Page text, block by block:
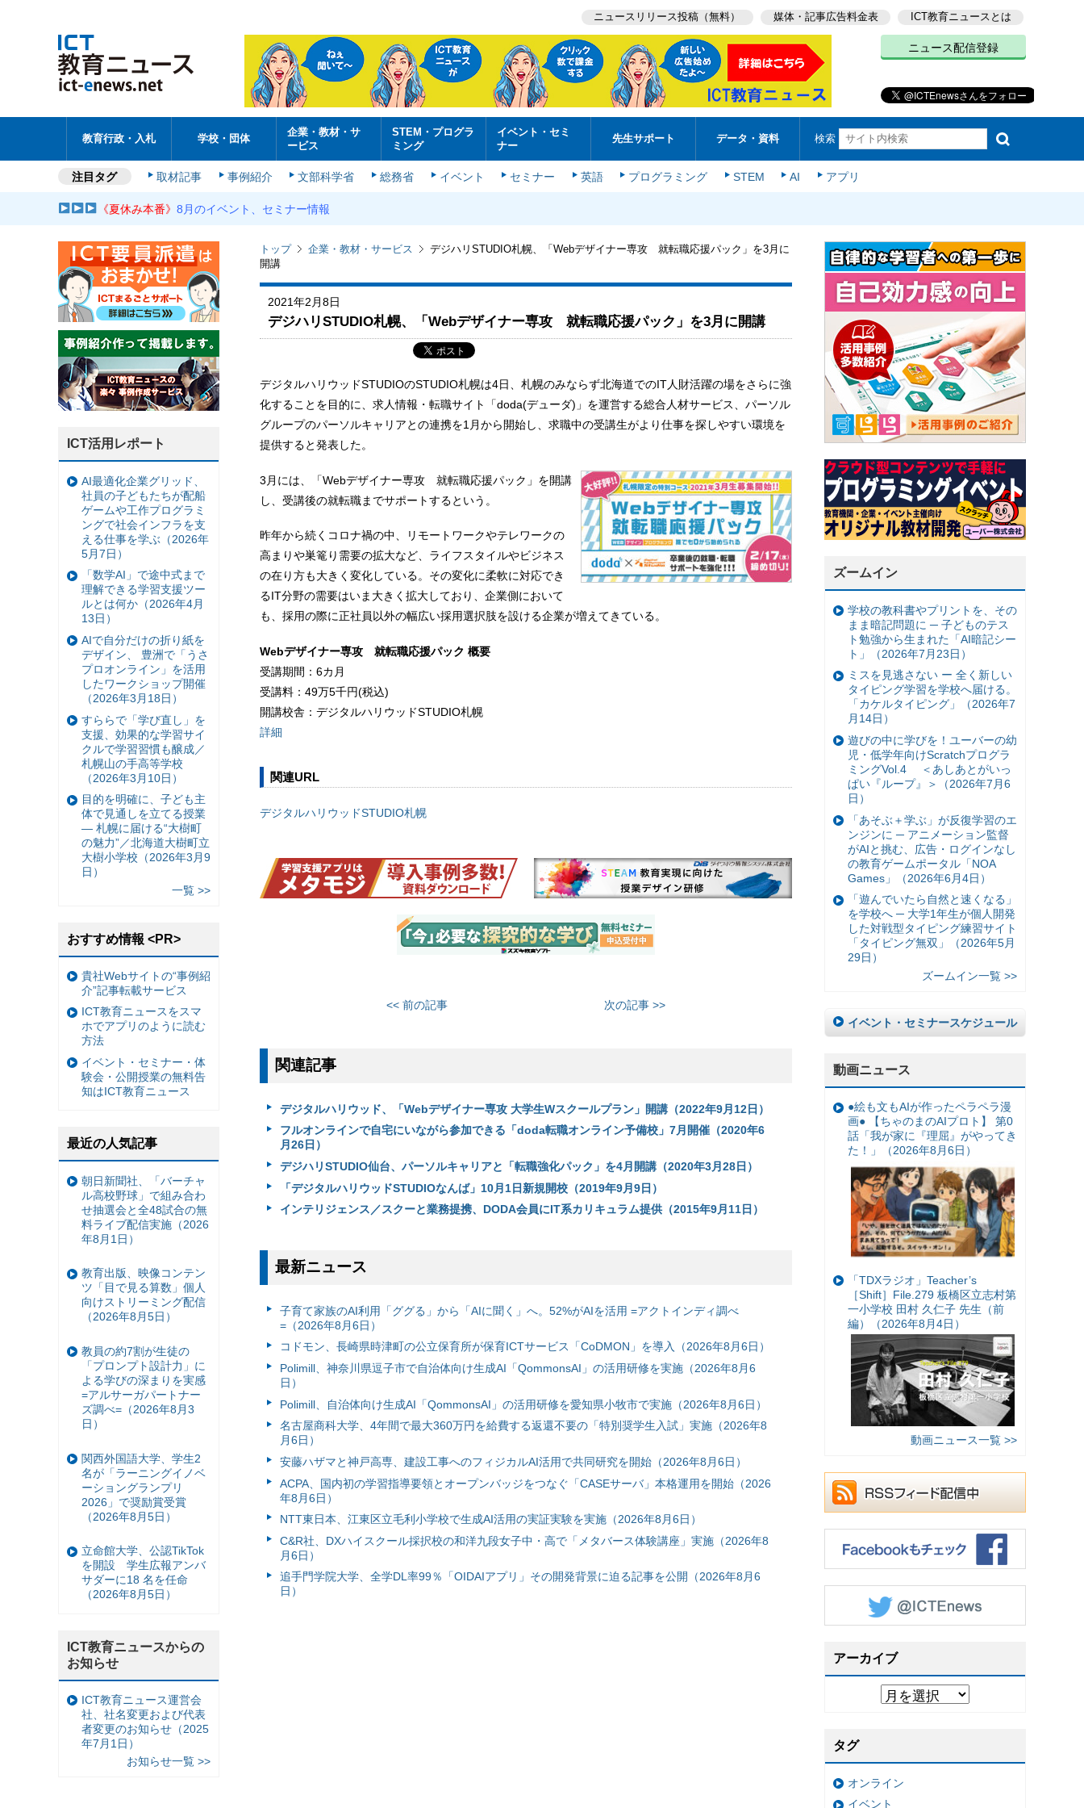
ニュースリリース投稿（無料） 媒体・記事広告料金表 ICT教育ニュースとは
ニュース配信登録
教育行政・入札 学校・団体
企業・教材・サ
ービス
STEM・プログラ
ミング
イベント・セミ
ナー
先生サポート データ・資料 検索
注目タグ 取材記事 事例紹介 文部科学省 総務省 イベント セミナー 英語 プログラミング STEM AI アプリ
《夏休み本番》8月のイベント、セミナー情報
トップ 企業・教材・サービス
デジハリSTUDIO札幌、「Webデザイナー専攻 就転職応援パック」を3月に
開講
2021年2月8日
デジハリSTUDIO札幌、「Webデザイナー専攻 就転職応援パック」を3月に開講
デジタルハリウッドSTUDIOのSTUDIO札幌は4日、札幌のみならず北海道でのIT人財活躍の場をさらに強
化することを目的に、求人情報・転職サイト「doda(デューダ)」を運営する総合人材サービス、パーソル
グループのパーソルキャリアとの連携を1月から開始し、求職中の受講生がより仕事を探しやすい環境を
提供すると発表した。
3月には、「Webデザイナー専攻 就転職応援パック」を開講
し、受講後の就転職までサポートするという。
昨年から続くコロナ禍の中、リモートワークやテレワークの
高まりや巣篭り需要の拡大など、ライフスタイルやビジネス
の在り方も大きく変化している。その変化に柔軟に対応でき
るIT分野の需要はいま大きく拡大しており、企業側において
も、採用の際に正社員以外の幅広い採用選択肢を設ける企業が増えてきている。
Webデザイナー専攻 就転職応援パック 概要
受講期間：6カ月
受講料：49万5千円(税込)
開講校舎：デジタルハリウッドSTUDIO札幌
詳細
関連URL
デジタルハリウッドSTUDIO札幌
<< 前の記事 次の記事 >>
関連記事
デジタルハリウッド、「Webデザイナー専攻 大学生Wスクールプラン」開講（2022年9月12日）
フルオンラインで自宅にいながら参加できる「doda転職オンライン予備校」7月開催（2020年6
月26日）
デジハリSTUDIO仙台、パーソルキャリアと「転職強化パック」を4月開講（2020年3月28日）
「デジタルハリウッドSTUDIOなんば」10月1日新規開校（2019年9月9日）
インテリジェンス／スクーと業務提携、DODA会員にIT系カリキュラム提供（2015年9月11日）
最新ニュース
子育て家族のAI利用「ググる」から「AIに聞く」へ。52%がAIを活用 =アクトインディ調べ
=（2026年8月6日）
コドモン、長崎県時津町の公立保育所が保育ICTサービス「CoDMON」を導入（2026年8月6日）
Polimill、神奈川県逗子市で自治体向け生成AI「QommonsAI」の活用研修を実施（2026年8月6
日）
Polimill、自治体向け生成AI「QommonsAI」の活用研修を愛知県小牧市で実施（2026年8月6日）
名古屋商科大学、4年間で最大360万円を給費する返還不要の「特別奨学生入試」実施（2026年8
月6日）
安藤ハザマと神戸高専、建設工事へのフィジカルAI活用で共同研究を開始（2026年8月6日）
ACPA、国内初の学習指導要領とオープンバッジをつなぐ「CASEサーバ」本格運用を開始（2026
年8月6日）
NTT東日本、江東区立毛利小学校で生成AI活用の実証実験を実施（2026年8月6日）
C&R社、DXハイスクール採択校の和洋九段女子中・高で「メタバース体験講座」実施（2026年8
月6日）
追手門学院大学、全学DL率99％「OIDAIアプリ」その開発背景に迫る記事を公開（2026年8月6
日）
ズームイン
学校の教科書やプリントを、その
まま暗記問題に ─ 子どものテス
ト勉強から生まれた「AI暗記シー
ト」（2026年7月23日）
ミスを見逃さない ー 全く新しい
タイピング学習を学校へ届ける。
「カケルタイピング」（2026年7
月14日）
遊びの中に学びを！ユーバーの幼
児・低学年向けScratchプログラ
ミングVol.4 ＜あしあとがいっ
ぱい『ループ』＞（2026年7月6
日）
「あそぶ＋学ぶ」が反復学習のエ
ンジンに ─ アニメーション監督
がAIと挑む、広告・ログインなし
の教育ゲームポータル「NOA
Games」（2026年6月4日）
「遊んでいたら自然と速くなる」
を学校へ ─ 大学1年生が個人開発
した対戦型タイピング練習サイト
「タイピング無双」（2026年5月
29日）
ズームイン一覧 >>
イベント・セミナースケジュール
動画ニュース
●絵も文もAIが作ったペラペラ漫
画● 【ちゃのまのAIプロト】 第0
話「我が家に『理屈』がやってき
た！」（2026年8月6日）
「TDXラジオ」Teacher’s
［Shift］File.279 板橋区立志村第
一小学校 田村 久仁子 先生（前
編）（2026年8月4日）
動画ニュース一覧 >>
アーカイブ
タグ
オンライン
イベント
ICT活用レポート
AI最適化企業グリッド、
社員の子どもたちが配船
ゲームや工作プログラミ
ングで社会インフラを支
える仕事を学ぶ（2026年
5月7日）
「数学AI」で途中式まで
理解できる学習支援ツー
ルとは何か（2026年4月
13日）
AIで自分だけの折り紙を
デザイン、 豊洲で「うさ
プロオンライン」を活用
したワークショップ開催
（2026年3月18日）
すららで「学び直し」を
支援、効果的な学習サイ
クルで学習習慣も醸成／
札幌山の手高等学校
（2026年3月10日）
目的を明確に、子ども主
体で見通しを立てる授業
— 札幌に届ける“大樹町
の魅力”／北海道大樹町立
大樹小学校（2026年3月9
日）
一覧 >>
おすすめ情報 <PR>
貴社Webサイトの“事例紹
介”記事転載サービス
ICT教育ニュースをスマ
ホでアプリのように読む
方法
イベント・セミナー・体
験会・公開授業の無料告
知はICT教育ニュース
最近の人気記事
朝日新聞社、「バーチャ
ル高校野球」で組み合わ
せ抽選会と全48試合の無
料ライブ配信実施（2026
年8月1日）
教育出版、映像コンテン
ツ「目で見る算数」個人
向けストリーミング配信
（2026年8月5日）
教員の約7割が生徒の
「プロンプト設計力」に
よる学びの深まりを実感
=アルサーガパートナー
ズ調べ=（2026年8月3
日）
関西外国語大学、学生2
名が「ラーニングイノベ
ーショングランプリ
2026」で奨励賞受賞
（2026年8月5日）
立命館大学、公認TikTok
を開設 学生広報アンバ
サダーに18 名を任命
（2026年8月5日）
ICT教育ニュースからの
お知らせ
ICT教育ニュース運営会
社、社名変更および代表
者変更のお知らせ（2025
年7月1日）
お知らせ一覧 >>